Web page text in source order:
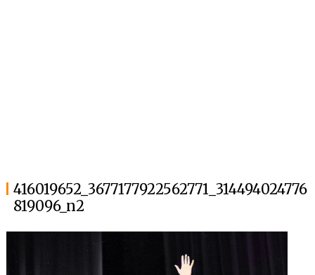
416019652_3677177922562771_314494024776
819096_n2